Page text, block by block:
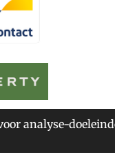
analyse-